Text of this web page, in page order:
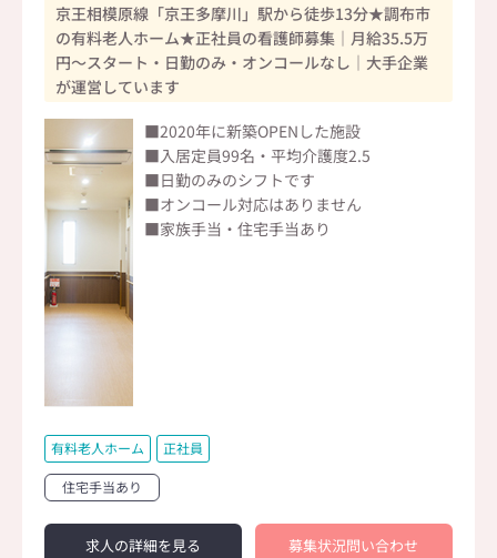
京王相模原線「京王多摩川」駅から徒歩13分★調布市
の有料老人ホーム★正社員の看護師募集｜月給35.5万
円～スタート・日勤のみ・オンコールなし｜大手企業
が運営しています
■2020年に新築OPENした施設
■入居定員99名・平均介護度2.5
■日勤のみのシフトです
■オンコール対応はありません
■家族手当・住宅手当あり
有料老人ホーム 正社員
住宅手当あり
求人の詳細を見る 募集状況問い合わせ